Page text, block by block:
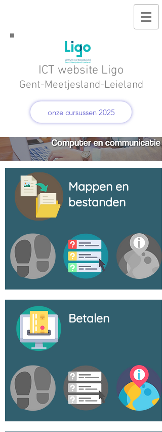
ICT website Ligo
Gent-Meetjesland-Leieland
onze cursussen 2025
Mappen en
bestanden
Betalen